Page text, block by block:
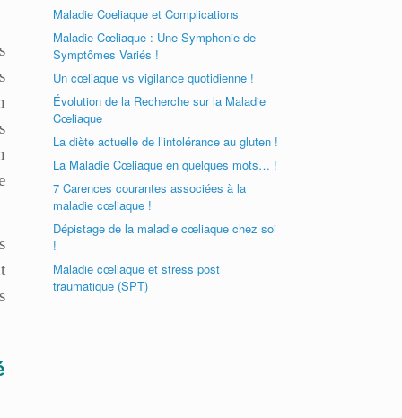
Maladie Coeliaque et Complications
Maladie Cœliaque : Une Symphonie de
Symptômes Variés !
Un cœliaque vs vigilance quotidienne !
Évolution de la Recherche sur la Maladie
Cœliaque
La diète actuelle de l’intolérance au gluten !
La Maladie Cœliaque en quelques mots… !
7 Carences courantes associées à la
maladie cœliaque !
Dépistage de la maladie cœliaque chez soi
!
Maladie cœliaque et stress post
traumatique (SPT)